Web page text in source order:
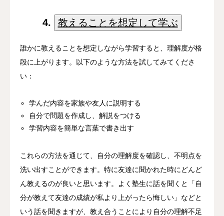
4. 教えることを想定して学ぶ
誰かに教えることを想定しながら学習すると、理解度が格
段に上がります。以下のような方法を試してみてくださ
い：
学んだ内容を家族や友人に説明する
自分で問題を作成し、解説をつける
学習内容を簡単な言葉で書き出す
これらの方法を通じて、自分の理解度を確認し、不明点を
洗い出すことができます。特に友達に聞かれた時にどんど
ん教えるのが良いと思います。よく塾生に話を聞くと「自
分が教えて友達の成績が私より上がったら悔しい」などと
いう話を聞きますが、教え合うことにより自分の理解不足